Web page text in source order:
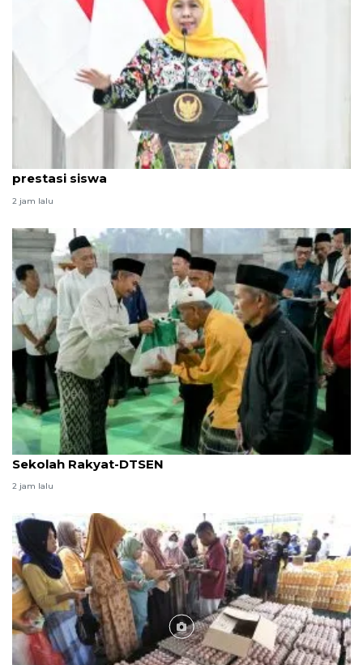
Khofifah: Fasilitas sekolah yang baik bakal pacu
prestasi siswa
2 jam lalu
Safari Ramadhan: Kemensos kawal sosialisasi
Sekolah Rakyat-DTSEN
2 jam lalu